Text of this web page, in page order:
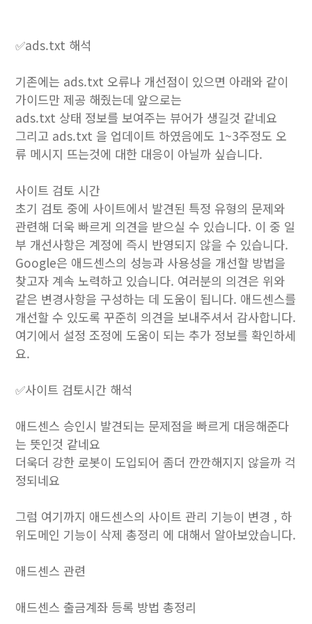
✅ads.txt 해석
기존에는 ads.txt 오류나 개선점이 있으면 아래와 같이
가이드만 제공 해줬는데 앞으로는
ads.txt 상태 정보를 보여주는 뷰어가 생길것 같네요
그리고 ads.txt 을 업데이트 하였음에도 1~3주정도 오
류 메시지 뜨는것에 대한 대응이 아닐까 싶습니다.
사이트 검토 시간
초기 검토 중에 사이트에서 발견된 특정 유형의 문제와
관련해 더욱 빠르게 의견을 받으실 수 있습니다. 이 중 일
부 개선사항은 계정에 즉시 반영되지 않을 수 있습니다.
Google은 애드센스의 성능과 사용성을 개선할 방법을
찾고자 계속 노력하고 있습니다. 여러분의 의견은 위와
같은 변경사항을 구성하는 데 도움이 됩니다. 애드센스를
개선할 수 있도록 꾸준히 의견을 보내주셔서 감사합니다.
여기에서 설정 조정에 도움이 되는 추가 정보를 확인하세
요.
✅사이트 검토시간 해석
애드센스 승인시 발견되는 문제점을 빠르게 대응해준다
는 뜻인것 같네요
더욱더 강한 로봇이 도입되어 좀더 깐깐해지지 않을까 걱
정되네요
그럼 여기까지 애드센스의 사이트 관리 기능이 변경 , 하
위도메인 기능이 삭제 총정리 에 대해서 알아보았습니다.
애드센스 관련
애드센스 출금계좌 등록 방법 총정리